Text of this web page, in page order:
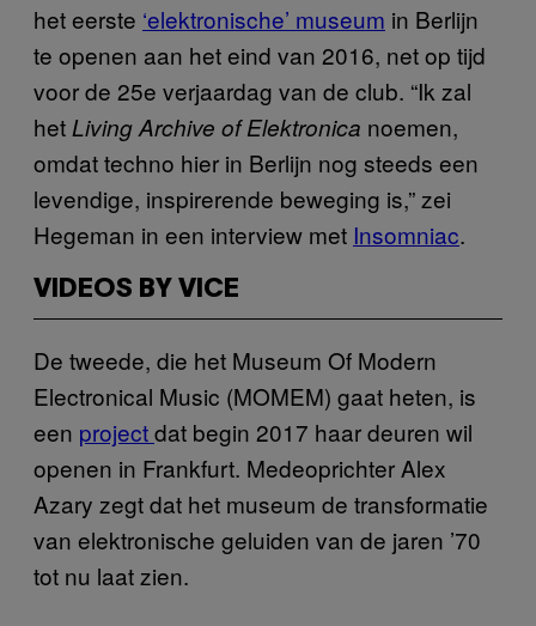
het eerste ‘elektronische’ museum in Berlijn
te openen aan het eind van 2016, net op tijd
voor de 25e verjaardag van de club. “Ik zal
het Living Archive of Elektronica noemen,
omdat techno hier in Berlijn nog steeds een
levendige, inspirerende beweging is,” zei
Hegeman in een interview met Insomniac.
VIDEOS BY VICE
De tweede, die het Museum Of Modern
Electronical Music (MOMEM) gaat heten, is
een projectdat begin 2017 haar deuren wil
openen in Frankfurt. Medeoprichter Alex
Azary zegt dat het museum de transformatie
van elektronische geluiden van de jaren ’70
tot nu laat zien.